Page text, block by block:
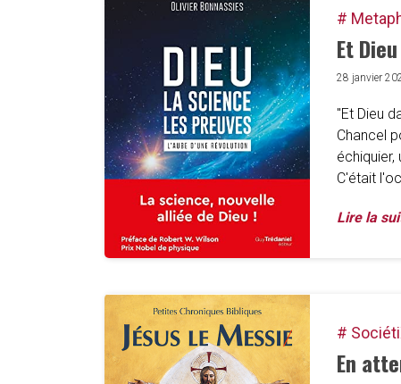
#
Et
28 janvier
"Et Dieu
Chancel
échiquier,
C'était
Lire la
#
En